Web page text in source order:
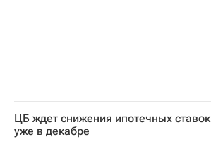
ЦБ ждет снижения ипотечных ставок
уже в декабре